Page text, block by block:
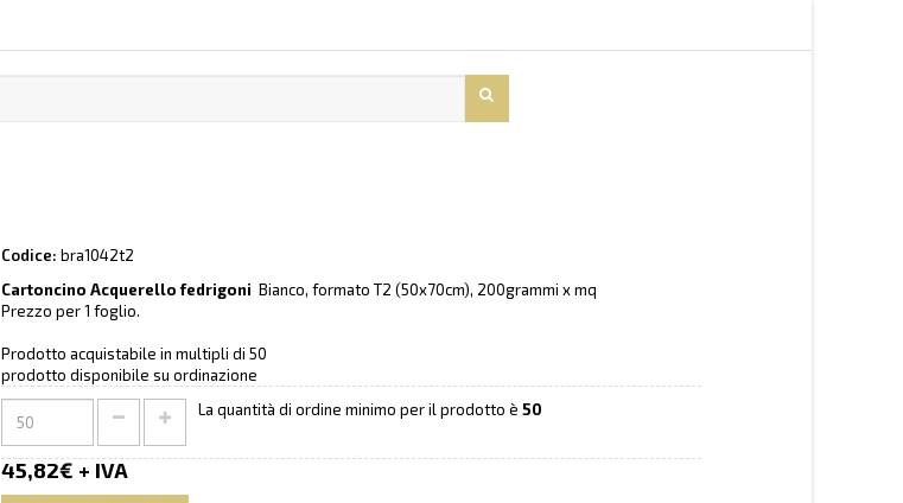
Codice: bra1042t2
Cartoncino Acquerello fedrigoni Bianco, formato T2 (50x70cm), 200grammi x mq
Prezzo per 1 foglio.
Prodotto acquistabile in multipli di 50
prodotto disponibile su ordinazione
La quantità di ordine minimo per il prodotto è 50
45,82€ + IVA